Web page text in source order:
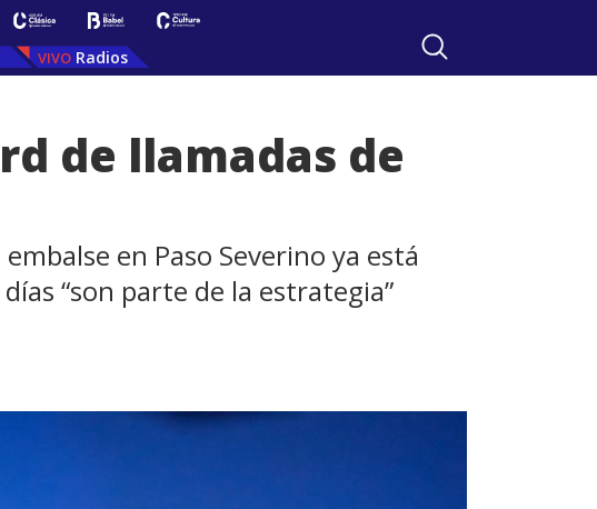
Radios
de llamadas de
en Paso Severino ya está
“son parte de la estrategia”